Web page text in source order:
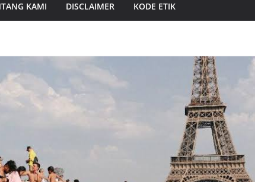
KAMI DISCLAIMER KODE ETIK